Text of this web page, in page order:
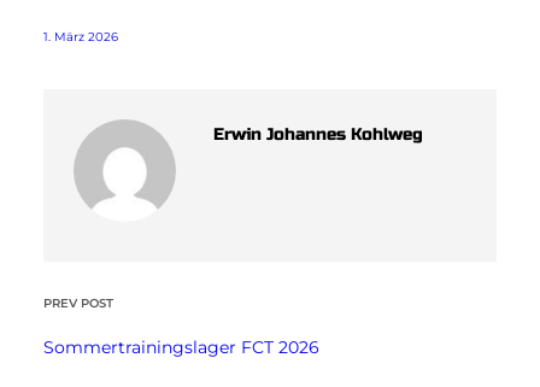
1. März 2026
Erwin Johannes Kohlweg
PREV POST
Sommertrainingslager FCT 2026